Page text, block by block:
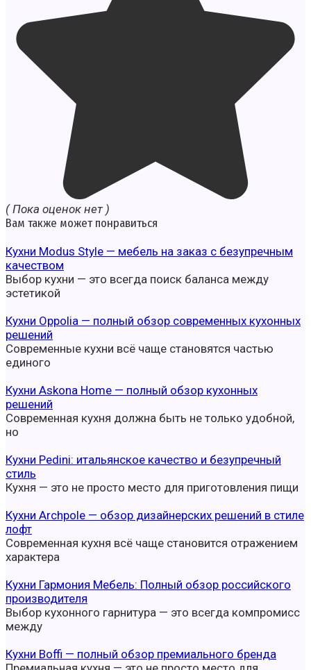
( Пока оценок нет )
Вам также может понравиться
Кухни Modus Style — мебель на заказ с безупречным
качеством
Выбор кухни — это всегда поиск баланса между
эстетикой
Кухни Oppolia — полный обзор современных кухонных
решений
Современные кухни всё чаще становятся частью
единого
Кухни Askona Home — полный обзор кухонных
решений
Современная кухня должна быть не только удобной,
но
Кухни Pedini: итальянское качество и безупречный
стиль
Кухня — это не просто место для приготовления пищи
Кухни Archpole — обзор дизайнерских решений в стиле
лофт
Современная кухня всё чаще становится отражением
характера
Кухни Гармония Мебель: Полный обзор российского
производителя
Выбор кухонного гарнитура — это всегда компромисс
между
Кухни Boffi — полный обзор премиального бренда